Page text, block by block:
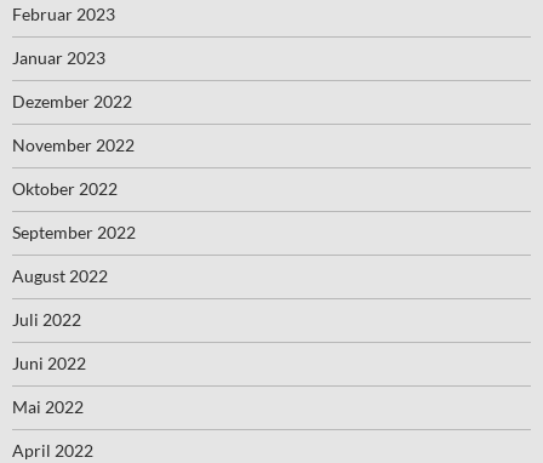
Februar 2023
Januar 2023
Dezember 2022
November 2022
Oktober 2022
September 2022
August 2022
Juli 2022
Juni 2022
Mai 2022
April 2022